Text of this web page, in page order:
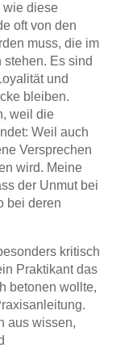
wie diese
oft von den
muss, die im
Es sind
und
bleiben.
weil die
Weil auch
Versprechen
wird. Meine
der Unmut bei
bei deren
kritisch
Praktikant das
betonen wollte,
aus wissen,